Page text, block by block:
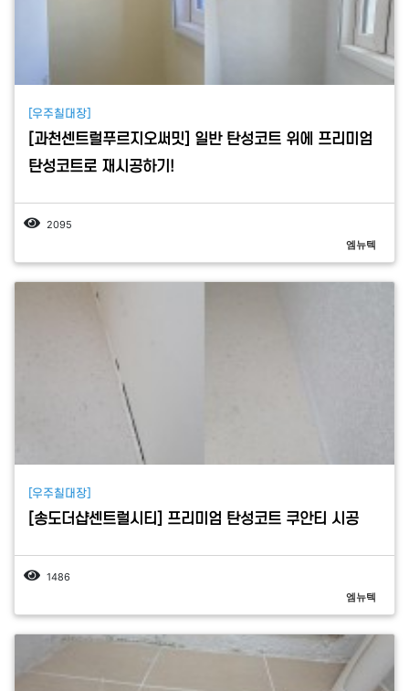
[우주칠대장]
[과천센트럴푸르지오써밋] 일반 탄성코트 위에 프리미엄
탄성코트로 재시공하기!
2095
엠뉴텍
[우주칠대장]
[송도더샵센트럴시티] 프리미엄 탄성코트 쿠안티 시공
1486
엠뉴텍